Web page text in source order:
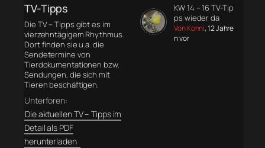
TV-Tipps
Die TV – Tipps gibt es im
vierzehntägigem Rhythmus.
Dort finden sie u.a. die
Sendetermine von
Tierdokumentationen bzw.
Sendungen, die sich mit
Tieren beschäftigen.
Unterforen:
Die aktuellen TV – Tipps im
Detail als PDF
herunterladen
KW 14 – 16 TV-Tip
ps wieder da
Von Konni, 12 Jahre
n vor